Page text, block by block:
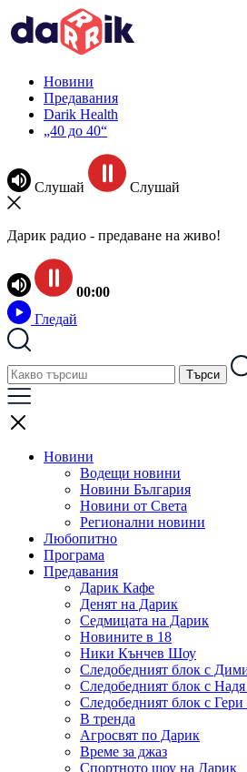
Новини
Предавания
Darik Health
„40 до 40“
Слушай Слушай
Дарик радио - предаване на живо!
00:00
Гледай
Новини
Водещи новини
Новини България
Новини от Света
Регионални новини
Любопитно
Програма
Предавания
Дарик Кафе
Денят на Дарик
Седмицата на Дарик
Новините в 18
Ники Кънчев Шоу
Следобедният блок с
Следобедният блок с
Следобедният блок с
В тренда
Агросвят по Дарик
Време за джаз
Спортното шоу на Дарик